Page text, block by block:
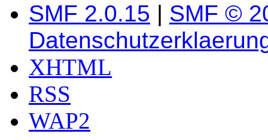
SMF 2.0.15 | SMF ©
XHTML
RSS
WAP2